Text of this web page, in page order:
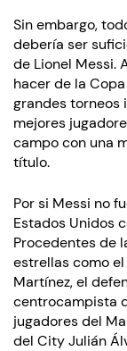
Sin embargo,
debería ser
de Lionel Messi.
hacer de la
grandes torneos
mejores
campo con una
título.
Por si Messi no
Estados Unidos
Procedentes de
estrellas como
Martínez, el
centrocampista
jugadores del
del City Julián